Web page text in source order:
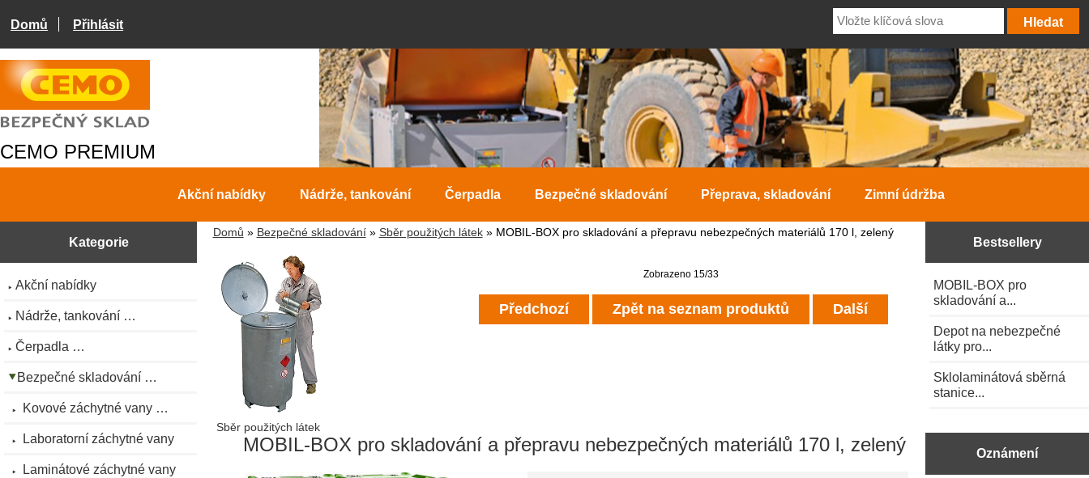
Domů Přihlásit
CEMO PREMIUM
Akční nabídky Nádrže, tankování Čerpadla Bezpečné skladování Přeprava, skladování Zimní údržba
Kategorie
Akční nabídky
Nádrže, tankování …
Čerpadla …
Bezpečné skladování …
Kovové záchytné vany …
Laboratorní záchytné vany
Laminátové záchytné vany
Domů » Bezpečné skladování» Sběr použitých látek» MOBIL-BOX pro skladování a přepravu nebezpečných materiálů 170 l, zelený
Sběr použitých látek
Zobrazeno 15/33
Předchozí Zpět na seznam produktů Další
MOBIL-BOX pro skladování a přepravu nebezpečných materiálů 170 l, zelený
Bestsellery
MOBIL-BOX pro
skladování a...
Depot na nebezpečné
látky pro...
Sklolaminátová sběrná
stanice...
Oznámení